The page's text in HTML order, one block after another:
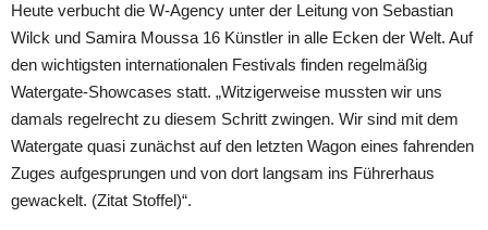
Heute verbucht die W-Agency unter der Leitung von Sebastian
Wilck und Samira Moussa 16 Künstler in alle Ecken der Welt. Auf
den wichtigsten internationalen Festivals finden regelmäßig
Watergate-Showcases statt. „Witzigerweise mussten wir uns
damals regelrecht zu diesem Schritt zwingen. Wir sind mit dem
Watergate quasi zunächst auf den letzten Wagon eines fahrenden
Zuges aufgesprungen und von dort langsam ins Führerhaus
gewackelt. (Zitat Stoffel)“.